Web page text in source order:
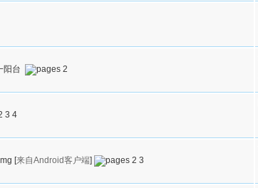
阳台 2
3 4
[来自Android客户端] 2 3